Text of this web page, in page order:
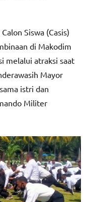
Siswa (Casis)
di Makodim
melalui atraksi saat
Mayor
istri dan
Militer